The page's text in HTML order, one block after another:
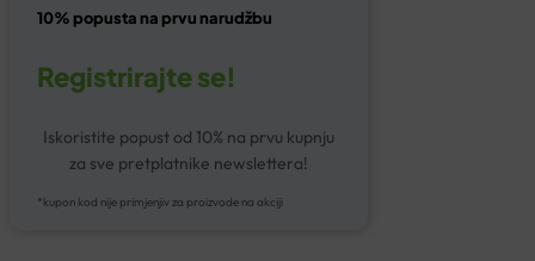
10% popusta na prvu narudžbu
Registrirajte se!
Iskoristite popust od 10% na prvu kupnju
za sve pretplatnike newslettera!
*kupon kod nije primjenjiv za proizvode na akciji